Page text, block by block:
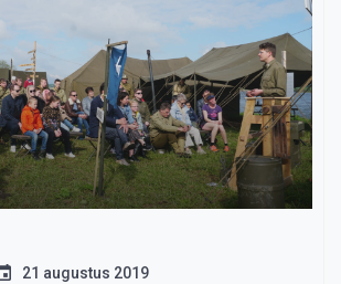
21 augustus 2019